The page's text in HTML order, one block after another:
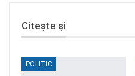
Citește și
POLITIC